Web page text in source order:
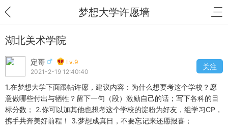
梦想大学许愿墙
湖北美术学院
定哥
Lv.9
2021-2-19 12:40:40
关注
1.在梦想大学下面跟帖许愿，建议内容：为什么想要考这个学校？愿
意做哪些付出与牺牲？留下一句（段）激励自己的话；写下各科的目
标分数； 2.你可以加其他也想考这个学校的淀粉为好友，组学习CP，
携手共奔美好前程！ 3.梦想成真日，不要忘记来还愿报喜；